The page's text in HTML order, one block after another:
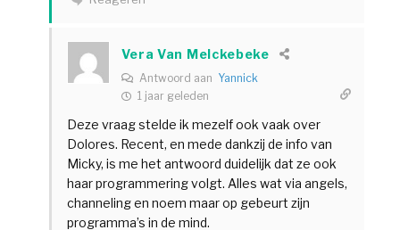
Vera Van Melckebeke
Antwoord aan Yannick
1 jaar geleden
Deze vraag stelde ik mezelf ook vaak over
Dolores. Recent, en mede dankzij de info van
Micky, is me het antwoord duidelijk dat ze ook
haar programmering volgt. Alles wat via angels,
channeling en noem maar op gebeurt zijn
programma’s in de mind.